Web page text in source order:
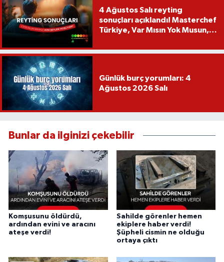
4 Ağustos Salı reyting
sonuçları açıklandı! Masterchef
Türkiye, Var Mısın Yok Musun,
Günlük burç yorumları: 4
Ağustos 2026 Salı
Bunlar da ilginizi çekebilir
Komşusunu öldürdü,
ardından evini ve aracını
ateşe verdi!
Sahilde görenler hemen
ekiplere haber verdi!
Şüpheli cismin ne olduğu
ortaya çıktı